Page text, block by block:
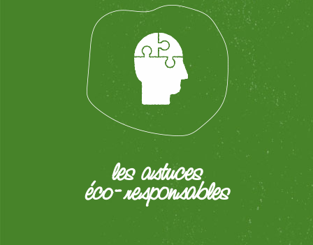
les astuces
éco-responsables